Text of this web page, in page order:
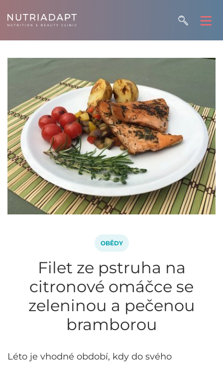
OBĚDY
Filet ze pstruha na
citronové omáčce se
zeleninou a pečenou
bramborou
Léto je vhodné období, kdy do svého